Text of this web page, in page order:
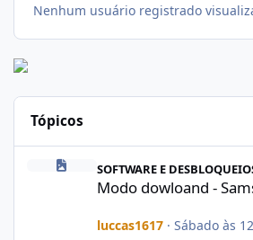
Nenhum usuário registrado
Tópicos
SOFTWARE E
Modo dowloand -
luccas1617· Sábado às